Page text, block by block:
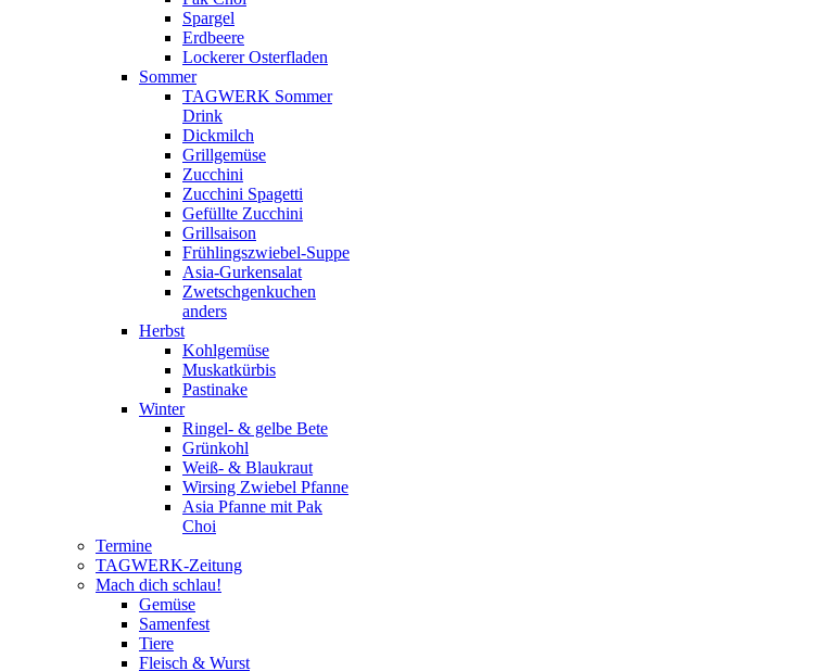
Spargel
Erdbeere
Lockerer Osterfladen
Sommer
TAGWERK Sommer
Drink
Dickmilch
Grillgemüse
Zucchini
Zucchini Spagetti
Gefüllte Zucchini
Grillsaison
Frühlingszwiebel-Suppe
Asia-Gurkensalat
Zwetschgenkuchen
anders
Herbst
Kohlgemüse
Muskatkürbis
Pastinake
Winter
Ringel- & gelbe Bete
Grünkohl
Weiß- & Blaukraut
Wirsing Zwiebel Pfanne
Asia Pfanne mit Pak
Choi
Termine
TAGWERK-Zeitung
Mach dich schlau!
Gemüse
Samenfest
Tiere
Fleisch & Wurst